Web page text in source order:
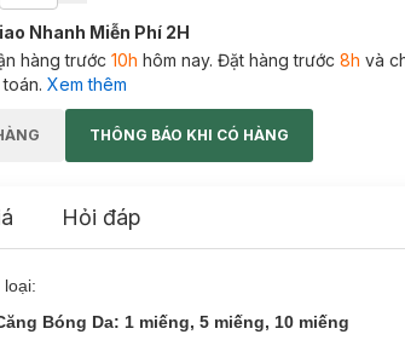
Nhanh Miễn Phí 2H
hàng trước 10h hôm nay. Đặt hàng trước 8h và
Xem thêm
THÔNG BÁO KHI CÓ HÀNG
Hỏi đáp
Bóng Da: 1 miếng, 5 miếng, 10 miếng